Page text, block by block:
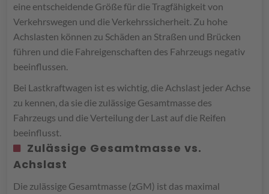
eine entscheidende Größe für die Tragfähigkeit von
Verkehrswegen und die Verkehrssicherheit. Zu hohe
Achslasten können zu Schäden an Straßen und Brücken
führen und die Fahreigenschaften des Fahrzeugs negativ
beeinflussen.
Bei Lastkraftwagen ist es wichtig, die Achslast jeder Achse
zu kennen, da sie die zulässige Gesamtmasse des
Fahrzeugs und die Verteilung der Last auf die Reifen
beeinflusst.
Zulässige Gesamtmasse vs.
Achslast
Die zulässige Gesamtmasse (zGM) ist das maximal